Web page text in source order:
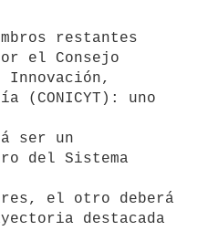
el Consejo
(CONICYT): uno
del Sistema
destacada